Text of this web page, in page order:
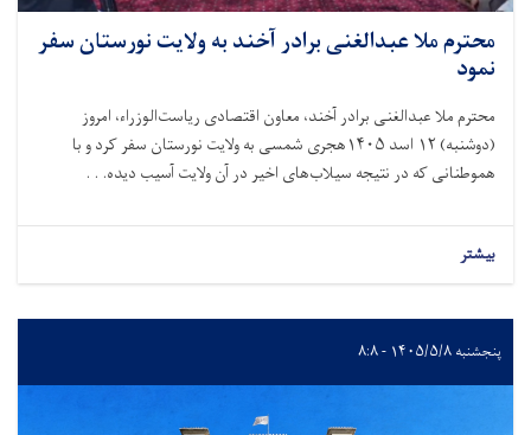
محترم ملا عبدالغنی برادر آخند به ولایت نورستان سفر
نمود
محترم ملا عبدالغنی برادر آخند، معاون اقتصادی ریاست‌الوزراء، امروز
(دوشنبه)۱۲ اسد ۱۴۰۵هجری شمسی به ولایت نورستان سفر کرد و با
هموطنانی که در نتیجه سیلاب‌های اخیر در آن ولایت آسیب دیده. . .
بیشتر
پنجشنبه ۱۴۰۵/۵/۸ - ۸:۸